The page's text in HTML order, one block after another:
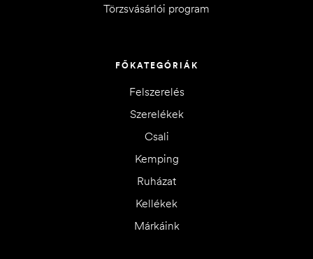
Törzsvásárlói program
FŐKATEGÓRIÁK
Felszerelés
Szerelékek
Csali
Kemping
Ruházat
Kellékek
Márkáink